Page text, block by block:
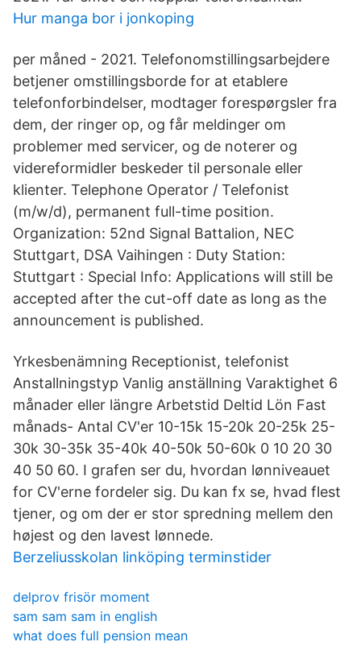
Hur manga bor i jonkoping
per måned - 2021. Telefonomstillingsarbejdere
betjener omstillingsborde for at etablere
telefonforbindelser, modtager forespørgsler fra
dem, der ringer op, og får meldinger om
problemer med servicer, og de noterer og
videreformidler beskeder til personale eller
klienter. Telephone Operator / Telefonist
(m/w/d), permanent full-time position.
Organization: 52nd Signal Battalion, NEC
Stuttgart, DSA Vaihingen : Duty Station:
Stuttgart : Special Info: Applications will still be
accepted after the cut-off date as long as the
announcement is published.
Yrkesbenämning Receptionist, telefonist
Anstallningstyp Vanlig anställning Varaktighet 6
månader eller längre Arbetstid Deltid Lön Fast
månads- Antal CV'er 10-15k 15-20k 20-25k 25-
30k 30-35k 35-40k 40-50k 50-60k 0 10 20 30
40 50 60. I grafen ser du, hvordan lønniveauet
for CV'erne fordeler sig. Du kan fx se, hvad flest
tjener, og om der er stor spredning mellem den
højest og den lavest lønnede.
Berzeliusskolan linköping terminstider
delprov frisör moment
sam sam sam in english
what does full pension mean